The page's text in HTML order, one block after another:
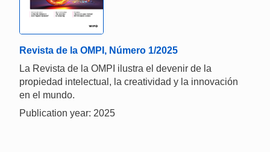
Revista de la OMPI, Número 1/2025
La Revista de la OMPI ilustra el devenir de la
propiedad intelectual, la creatividad y la innovación
en el mundo.
Publication year: 2025